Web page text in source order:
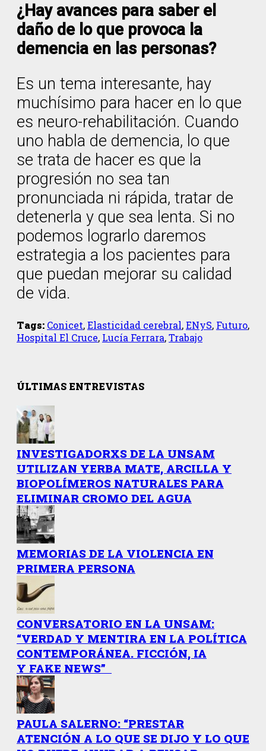
¿Hay avances para saber el
daño de lo que provoca la
demencia en las personas?
Es un tema interesante, hay
muchísimo para hacer en lo que
es neuro-rehabilitación. Cuando
uno habla de demencia, lo que
se trata de hacer es que la
progresión no sea tan
pronunciada ni rápida, tratar de
detenerla y que sea lenta. Si no
podemos lograrlo daremos
estrategia a los pacientes para
que puedan mejorar su calidad
de vida.
Tags: Conicet,Elasticidad cerebral,ENyS, Futuro,
Hospital El Cruce, Lucía Ferrara,Trabajo
ÚLTIMAS ENTREVISTAS
INVESTIGADORXS DE LA UNSAM
UTILIZAN YERBA MATE, ARCILLA Y
BIOPOLÍMEROS NATURALES PARA
ELIMINAR CROMO DEL AGUA
MEMORIAS DE LA VIOLENCIA EN
PRIMERA PERSONA
CONVERSATORIO EN LA UNSAM:
“VERDAD Y MENTIRA EN LA POLÍTICA
CONTEMPORÁNEA. FICCIÓN, IA
Y FAKE NEWS”
PAULA SALERNO: “PRESTAR
ATENCIÓN A LO QUE SE DIJO Y LO QUE